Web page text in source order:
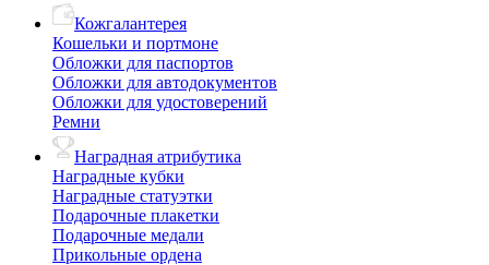
Кожгалантерея
Кошельки и портмоне
Обложки для паспортов
Обложки для автодокументов
Обложки для удостоверений
Ремни
Наградная атрибутика
Наградные кубки
Наградные статуэтки
Подарочные плакетки
Подарочные медали
Прикольные ордена